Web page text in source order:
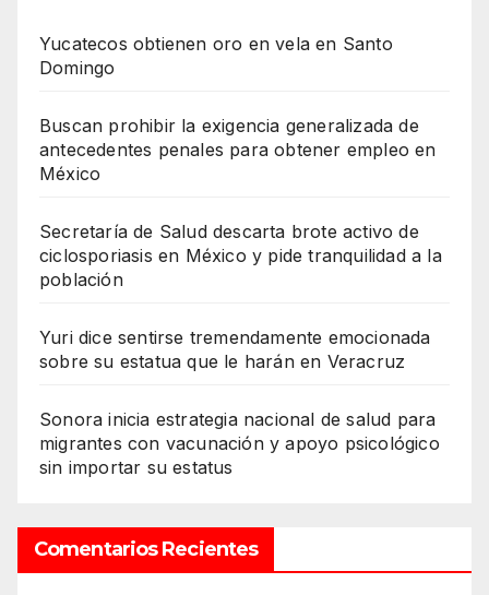
Yucatecos obtienen oro en vela en Santo
Domingo
Buscan prohibir la exigencia generalizada de
antecedentes penales para obtener empleo en
México
Secretaría de Salud descarta brote activo de
ciclosporiasis en México y pide tranquilidad a la
población
Yuri dice sentirse tremendamente emocionada
sobre su estatua que le harán en Veracruz
Sonora inicia estrategia nacional de salud para
migrantes con vacunación y apoyo psicológico
sin importar su estatus
Comentarios Recientes